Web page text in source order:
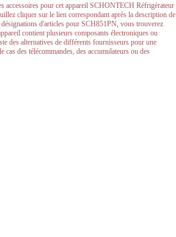
accessoires pour cet appareil SCHONTECH Réfrigérateur
cliquer sur le lien correspondant après la description de
d'articles pour SCH851PN, vous trouverez
contient plusieurs composants électroniques ou
des alternatives de différents fournisseurs pour une
des télécommandes, des accumulateurs ou des